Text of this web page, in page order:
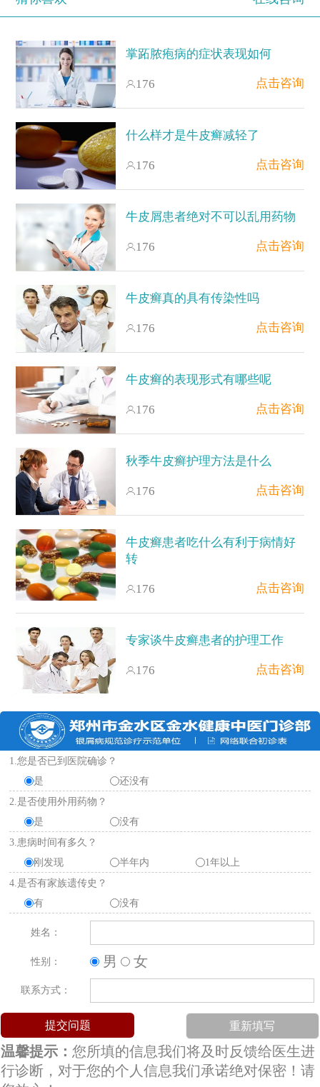
掌跖脓疱病的症状表现如何
176 点击咨询
什么样才是牛皮癣减轻了
176 点击咨询
牛皮屑患者绝对不可以乱用药物
176 点击咨询
牛皮癣真的具有传染性吗
176 点击咨询
牛皮癣的表现形式有哪些呢
176 点击咨询
秋季牛皮癣护理方法是什么
176 点击咨询
牛皮癣患者吃什么有利于病情好
转
176 点击咨询
专家谈牛皮癣患者的护理工作
176 点击咨询
1.您是否已到医院确诊？
是
还没有
2.是否使用外用药物？
是
没有
3.患病时间有多久？
刚发现
半年内
1年以上
4.是否有家族遗传史？
有
没有
姓名：
性别： 男 女
联系方式：
温馨提示：您所填的信息我们将及时反馈给医生进
行诊断，对于您的个人信息我们承诺绝对保密！请